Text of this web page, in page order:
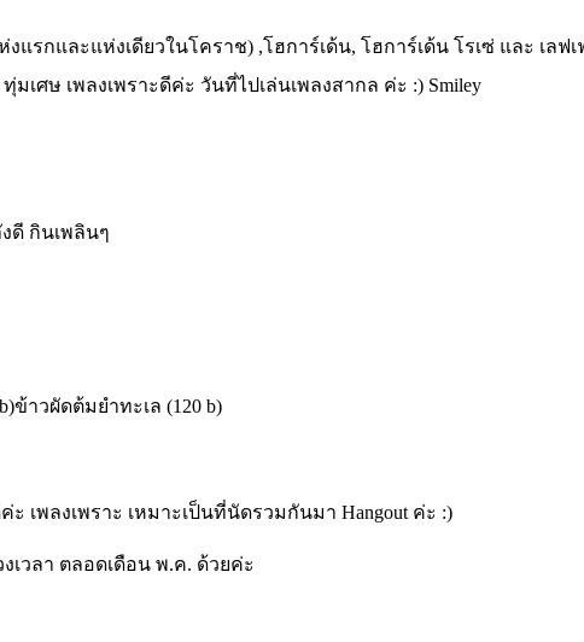
รกและแห่งเดียวในโคราช) ,โฮการ์เด้น, โฮการ์เด้น โรเซ่ และ เลฟเ
ศษ เพลงเพราะดีค่ะ วันที่ไปเล่นเพลงสากล ค่ะ :) Smiley
ดี กินเพลินๆ
ข้าวผัดต้มยำทะเล (120 b)
เพลงเพราะ เหมาะเป็นที่นัดรวมกันมา Hangout ค่ะ :)
วลา ตลอดเดือน พ.ค. ด้วยค่ะ